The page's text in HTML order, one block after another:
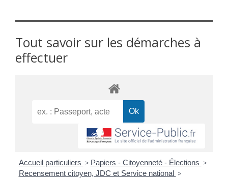
Tout savoir sur les démarches à
effectuer
Accueil particuliers > Papiers - Citoyenneté - Élections >
Recensement citoyen, JDC et Service national >